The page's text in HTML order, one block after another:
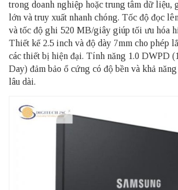
trong doanh nghiệp hoặc trung tâm dữ liệu,
lớn và truy xuất nhanh chóng. Tốc độ đọc
và tốc độ ghi 520 MB/giây giúp tối ưu hóa
Thiết kế 2.5 inch và độ dày 7mm cho phép
các thiết bị hiện đại. Tính năng 1.0 DWPD
Day) đảm bảo ổ cứng có độ bền và khả
lâu dài.